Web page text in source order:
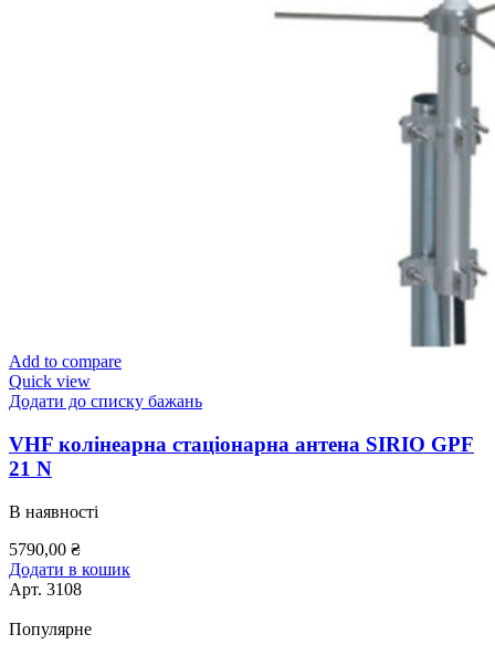
Add to compare
Quick view
Додати до списку бажань
VHF колінеарна стаціонарна антена SIRIO GPF
21 N
В наявності
5790,00 ₴
Додати в кошик
Арт. 3108
Популярне